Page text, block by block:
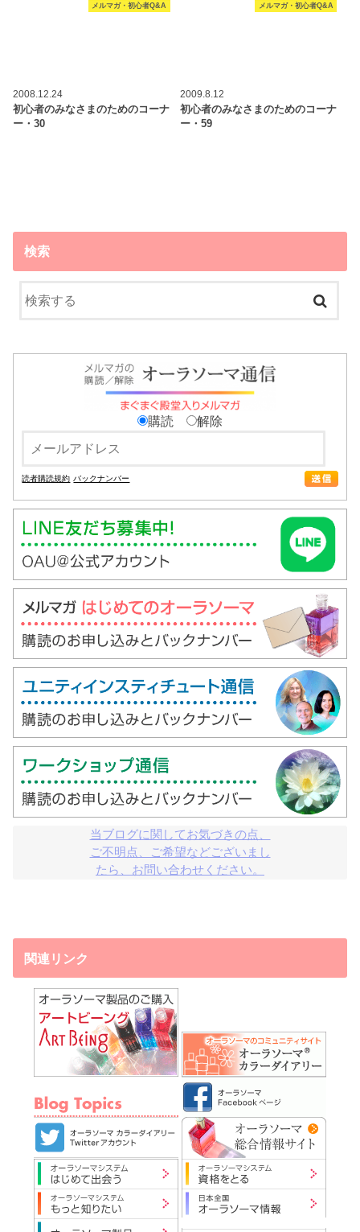
メルマガ・初心者Q&A
2008.12.24
初心者のみなさまのためのコーナ
ー・30
メルマガ・初心者Q&A
2009.8.12
初心者のみなさまのためのコーナ
ー・59
検索
購読 解除
読者購読規約 バックナンバー
当ブログに関してお気づきの点、
ご不明点、ご希望などございまし
たら、お問い合わせください。
関連リンク